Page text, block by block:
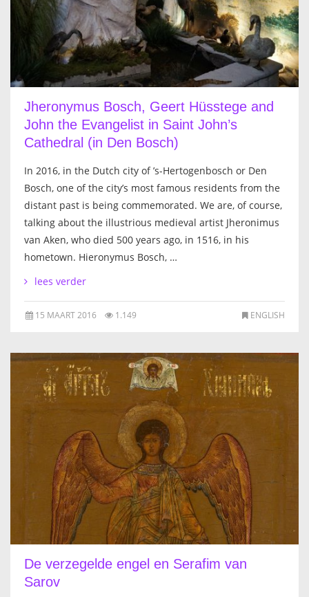
Jheronymus Bosch, Geert Hüsstege and
John the Evangelist in Saint John’s
Cathedral (in Den Bosch)
In 2016, in the Dutch city of ’s-Hertogenbosch or Den
Bosch, one of the city’s most famous residents from the
distant past is being commemorated. We are, of course,
talking about the illustrious medieval artist Jheronimus
van Aken, who died 500 years ago, in 1516, in his
hometown. Hieronymus Bosch, …
lees verder
ENGLISH
15 MAART 2016 1.149
De verzegelde engel en Serafim van
Sarov